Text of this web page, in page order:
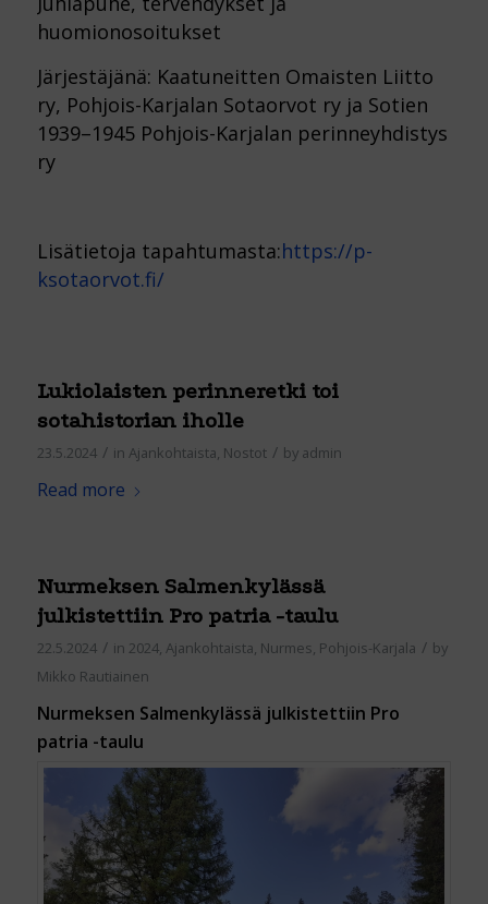
huomionosoitukset
Järjestäjänä: Kaatuneitten Omaisten Liitto
ry, Pohjois-Karjalan Sotaorvot ry ja Sotien
1939–1945 Pohjois-Karjalan perinneyhdistys
ry
Lisätietoja tapahtumasta:https://p-
ksotaorvot.fi/
Lukiolaisten perinneretki toi
sotahistorian iholle
23.5.2024 / in Ajankohtaista, Nostot / by admin
Read more
Nurmeksen Salmenkylässä
julkistettiin Pro patria -taulu
22.5.2024 / in 2024, Ajankohtaista, Nurmes, Pohjois-Karjala / by
Mikko Rautiainen
Nurmeksen Salmenkylässä julkistettiin Pro
patria -taulu